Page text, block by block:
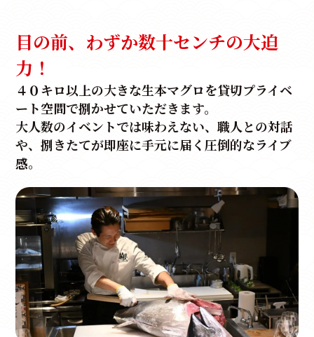
目の前、わずか数十センチの大迫
力！
４０キロ以上の大きな生本マグロを貸切プライベ
ート空間で捌かせていただきます。
大人数のイベントでは味わえない、職人との対話
や、捌きたてが即座に手元に届く圧倒的なライブ
感。